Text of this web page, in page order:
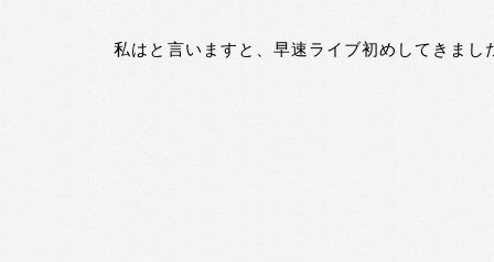
私はと言いますと、早速ライブ初めしてきまし